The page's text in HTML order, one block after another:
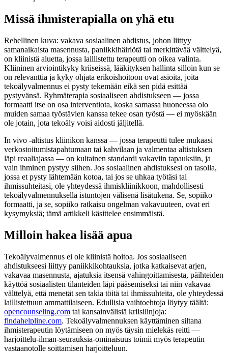
Missä ihmisterapialla on yhä etu
Rehellinen kuva: vakava sosiaalinen ahdistus, johon liittyy
samanaikaista masennusta, paniikkihäiriötä tai merkittävää välttelyä,
on kliinistä aluetta, jossa laillistettu terapeutti on oikea valinta.
Kliininen arviointikyky kriiseissä, lääkityksen hallinta silloin kun se
on relevanttia ja kyky ohjata erikoishoitoon ovat asioita, joita
tekoälyvalmennus ei pysty tekemään eikä sen pidä esittää
pystyvänsä. Ryhmäterapia sosiaaliseen ahdistukseen — jossa
formaatti itse on osa interventiota, koska samassa huoneessa olo
muiden samaa työstävien kanssa tekee osan työstä — ei myöskään
ole jotain, jota tekoäly voisi aidosti jäljitellä.
In vivo -altistus kliinikon kanssa — jossa terapeutti tulee mukaasi
verkostoitumistapahtumaan tai kahvilaan ja valmentaa altistuksen
läpi reaaliajassa — on kultainen standardi vakaviin tapauksiin, ja
vain ihminen pystyy siihen. Jos sosiaalinen ahdistuksesi on tasolla,
jossa et pysty lähtemään kotoa, tai jos se uhkaa työtäsi tai
ihmissuhteitasi, ole yhteydessä ihmiskliinikkoon, mahdollisesti
tekoälyvalmennuksella istuntojen välisenä lisätukena. Se, sopiiko
formaatti, ja se, sopiiko ratkaisu ongelman vakavuuteen, ovat eri
kysymyksiä; tämä artikkeli käsittelee ensimmäistä.
Milloin hakea lisää apua
Tekoälyvalmennus ei ole kliinistä hoitoa. Jos sosiaaliseen
ahdistukseesi liittyy paniikkikohtauksia, jotka katkaisevat arjen,
vakavaa masennusta, ajatuksia itsensä vahingoittamisesta, päihteiden
käyttöä sosiaalisten tilanteiden läpi pääsemiseksi tai niin vakavaa
välttelyä, että menetät sen takia töitä tai ihmissuhteita, ole yhteydessä
laillistettuun ammattilaiseen. Edullisia vaihtoehtoja löytyy täältä:
opencounseling.com tai kansainvälisiä kriisilinjoja:
findahelpline.com. Tekoälyvalmennuksen käyttäminen siltana
ihmisterapeutin löytämiseen on myös täysin mielekäs reitti —
harjoittelu-ilman-seurauksia-ominaisuus toimii myös terapeutin
vastaanotolle soittamisen harjoitteluun.